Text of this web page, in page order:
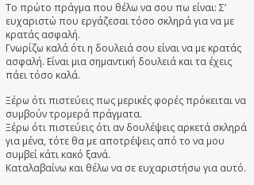
Το πρώτο πράγμα που θέλω να σου πω είναι: Σ’
ευχαριστώ που εργάζεσαι τόσο σκληρά για να με
κρατάς ασφαλή.
Γνωρίζω καλά ότι η δουλειά σου είναι να με κρατάς
ασφαλή. Είναι μια σημαντική δουλειά και τα έχεις
πάει τόσο καλά.
Ξέρω ότι πιστεύεις πως μερικές φορές πρόκειται να
συμβούν τρομερά πράγματα.
Ξέρω ότι πιστεύεις ότι αν δουλέψεις αρκετά σκληρά
για μένα, τότε θα με αποτρέψεις από το να μου
συμβεί κάτι κακό ξανά.
Καταλαβαίνω και θέλω να σε ευχαριστήσω για αυτό.